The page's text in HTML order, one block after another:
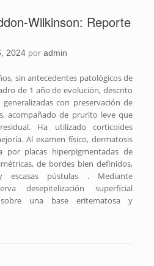
Wilkinson: Reporte
2024 por admin
sin antecedentes patológicos de
de 1 año de evolución, descrito
con preservación de
acompañado de prurito leve que
Ha utilizado corticoides
Al examen físico, dermatosis
por placas hiperpigmentadas de
de bordes bien definidos,
escasas pústulas . Mediante
desepitelización superficial
una base eritematosa y